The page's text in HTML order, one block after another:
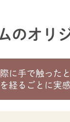
のオリ
に手で触った
経るごとに実